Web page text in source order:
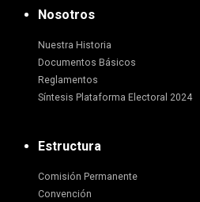
Nosotros
Nuestra Historia
Documentos Básicos
Reglamentos
Síntesis Plataforma Electoral 2024
Estructura
Comisión Permanente
Convención